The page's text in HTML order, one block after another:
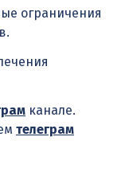
ограничения
канале.
телеграм